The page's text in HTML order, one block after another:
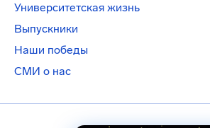
Университетская жизнь
Выпускники
Наши победы
СМИ о нас